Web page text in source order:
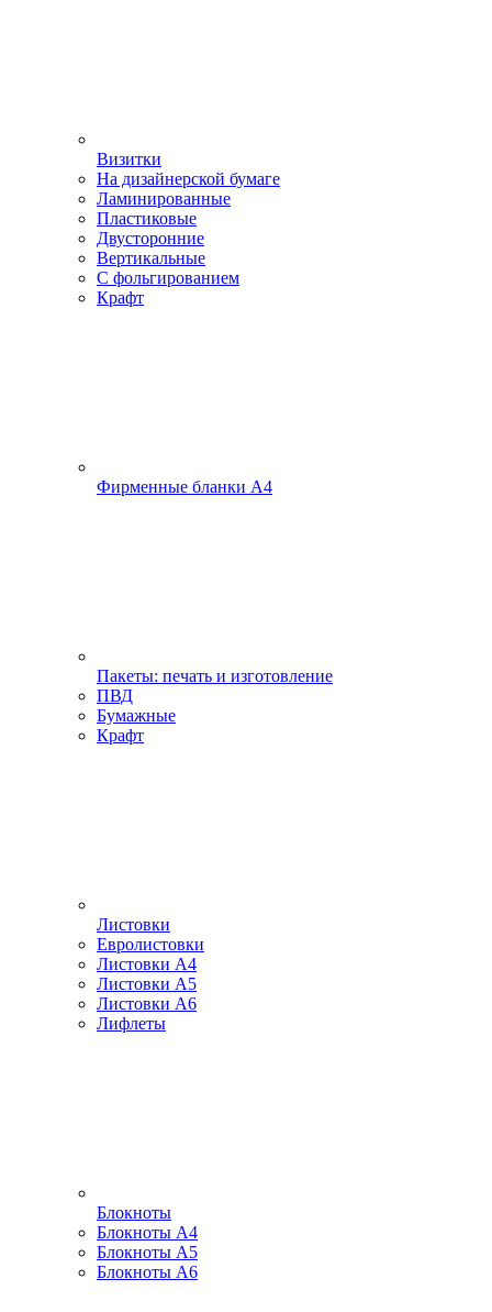
Визитки
На дизайнерской бумаге
Ламинированные
Пластиковые
Двусторонние
Вертикальные
С фольгированием
Крафт
Фирменные бланки А4
Пакеты: печать и изготовление
ПВД
Бумажные
Крафт
Листовки
Евролистовки
Листовки А4
Листовки А5
Листовки А6
Лифлеты
Блокноты
Блокноты А4
Блокноты А5
Блокноты А6